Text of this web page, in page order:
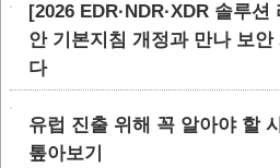
[2026 EDR·NDR·XDR 솔루
안 기본지침 개정과 만나 보
다
유럽 진출 위해 꼭 알아야 할
톺아보기